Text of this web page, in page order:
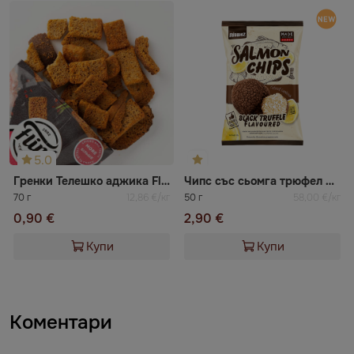
5.0
Гренки Телешко аджика Flint
70 г 12,86 €/кг
0,90 €
Купи
Чипс със сьомга трюфел NIBBLEZ
50 г 58,00 €/кг
2,90 €
Купи
Коментари